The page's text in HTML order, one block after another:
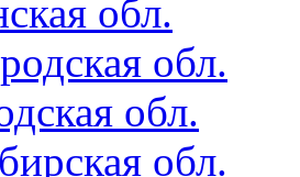
обл.
обл.
обл.
обл.